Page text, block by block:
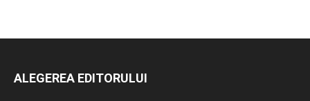
ALEGEREA EDITORULUI